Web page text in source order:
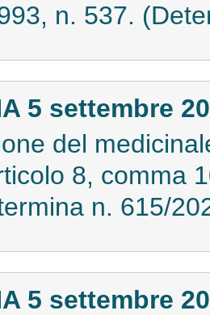
n. 537.
5 settembre
del
8, comma
n. 615/
5 settembre